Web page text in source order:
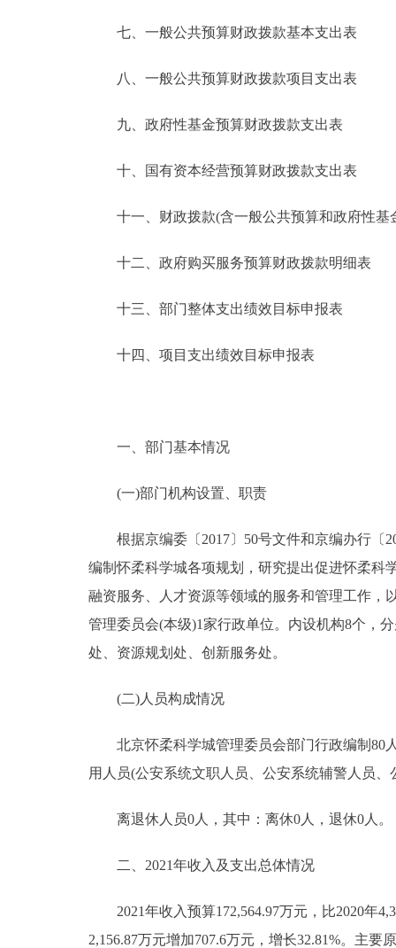
ENGLISH
七、一般公共预算财政拨款基本支出表
八、一般公共预算财政拨款项目支出表
九、政府性基金预算财政拨款支出表
十、国有资本经营预算财政拨款支出表
十一、财政拨款(含一般公共预算和政府性基
十二、政府购买服务预算财政拨款明细表
十三、部门整体支出绩效目标申报表
十四、项目支出绩效目标申报表
一、部门基本情况
(一)部门机构设置、职责
根据京编委〔2017〕50号文件和京编办行〔
编制怀柔科学城各项规划，研究提出促进怀柔科
融资服务、人才资源等领域的服务和管理工作，
管理委员会(本级)1家行政单位。内设机构8个，
处、资源规划处、创新服务处。
(二)人员构成情况
北京怀柔科学城管理委员会部门行政编制80人
用人员(公安系统文职人员、公安系统辅警人员
离退休人员0人，其中：离休0人，退休0人。
二、2021年收入及支出总体情况
2021年收入预算172,564.97万元，比2020年
2,156.87万元增加707.6万元，增长32.81%。主